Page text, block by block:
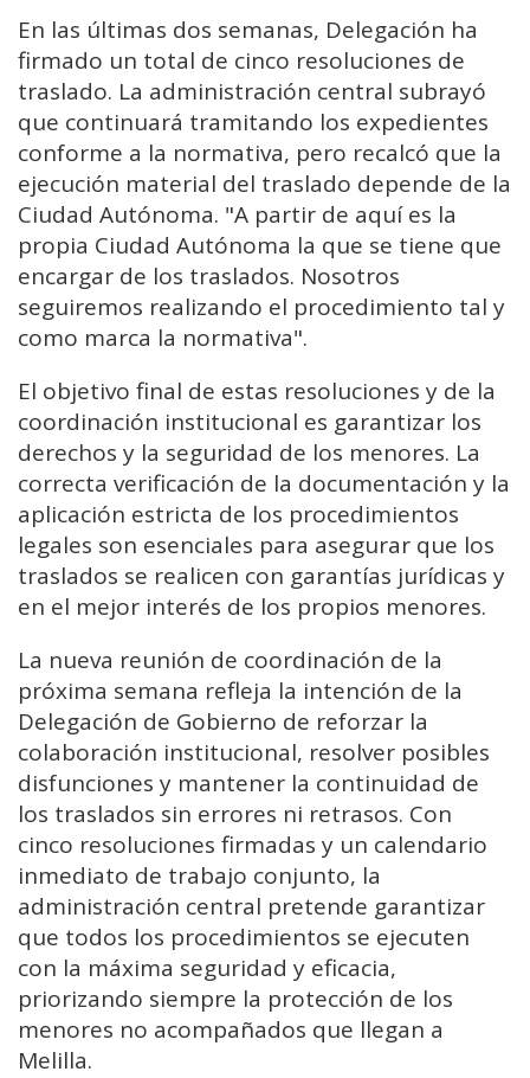
En las últimas dos semanas, Delegación ha
firmado un total de cinco resoluciones de
traslado. La administración central subrayó
que continuará tramitando los expedientes
conforme a la normativa, pero recalcó que la
ejecución material del traslado depende de la
Ciudad Autónoma. "A partir de aquí es la
propia Ciudad Autónoma la que se tiene que
encargar de los traslados. Nosotros
seguiremos realizando el procedimiento tal y
como marca la normativa".
El objetivo final de estas resoluciones y de la
coordinación institucional es garantizar los
derechos y la seguridad de los menores. La
correcta verificación de la documentación y la
aplicación estricta de los procedimientos
legales son esenciales para asegurar que los
traslados se realicen con garantías jurídicas y
en el mejor interés de los propios menores.
La nueva reunión de coordinación de la
próxima semana refleja la intención de la
Delegación de Gobierno de reforzar la
colaboración institucional, resolver posibles
disfunciones y mantener la continuidad de
los traslados sin errores ni retrasos. Con
cinco resoluciones firmadas y un calendario
inmediato de trabajo conjunto, la
administración central pretende garantizar
que todos los procedimientos se ejecuten
con la máxima seguridad y eficacia,
priorizando siempre la protección de los
menores no acompañados que llegan a
Melilla.